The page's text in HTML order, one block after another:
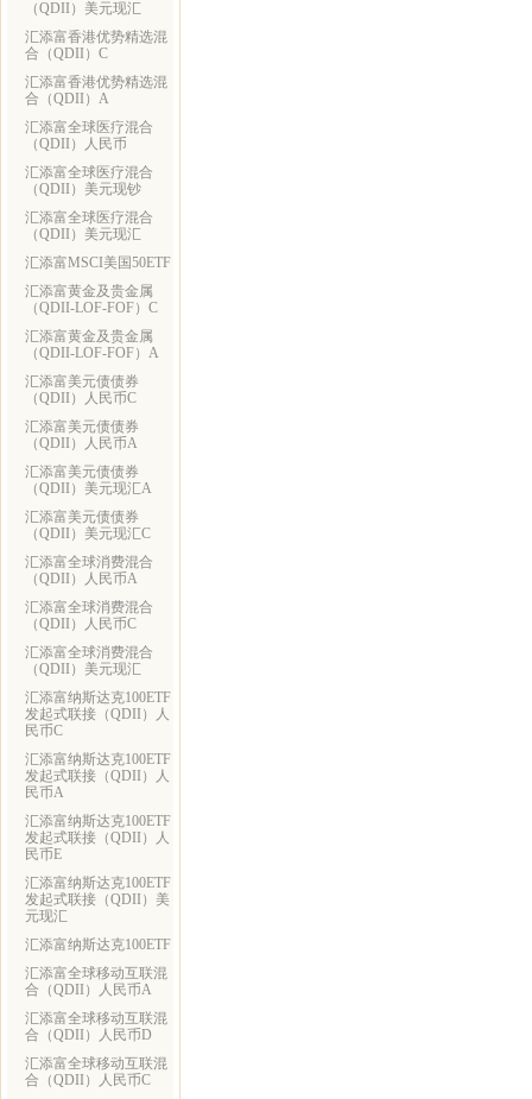
（QDII）美元现汇
汇添富香港优势精选混
合（QDII）C
汇添富香港优势精选混
合（QDII）A
汇添富全球医疗混合
（QDII）人民币
汇添富全球医疗混合
（QDII）美元现钞
汇添富全球医疗混合
（QDII）美元现汇
汇添富MSCI美国50ETF
汇添富黄金及贵金属
（QDII-LOF-FOF）C
汇添富黄金及贵金属
（QDII-LOF-FOF）A
汇添富美元债债券
（QDII）人民币C
汇添富美元债债券
（QDII）人民币A
汇添富美元债债券
（QDII）美元现汇A
汇添富美元债债券
（QDII）美元现汇C
汇添富全球消费混合
（QDII）人民币A
汇添富全球消费混合
（QDII）人民币C
汇添富全球消费混合
（QDII）美元现汇
汇添富纳斯达克100ETF
发起式联接（QDII）人
民币C
汇添富纳斯达克100ETF
发起式联接（QDII）人
民币A
汇添富纳斯达克100ETF
发起式联接（QDII）人
民币E
汇添富纳斯达克100ETF
发起式联接（QDII）美
元现汇
汇添富纳斯达克100ETF
汇添富全球移动互联混
合（QDII）人民币A
汇添富全球移动互联混
合（QDII）人民币D
汇添富全球移动互联混
合（QDII）人民币C